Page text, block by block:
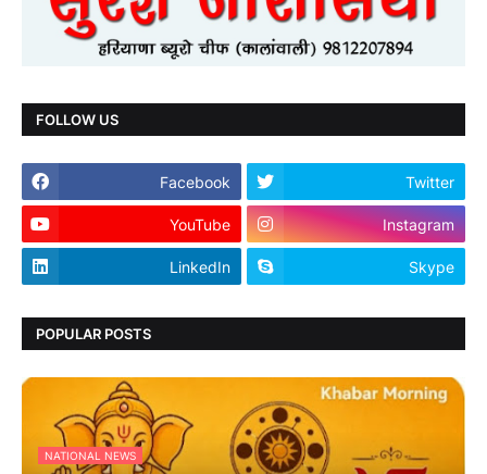
FOLLOW US
Facebook Twitter
YouTube Instagram
LinkedIn Skype
POPULAR POSTS
NATIONAL NEWS